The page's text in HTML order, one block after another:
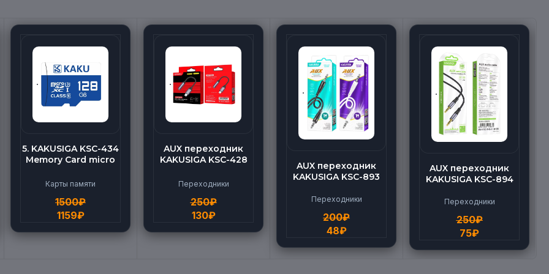
5. KAKUSIGA KSC-434
Memory Card micro
Speed (128G)
Карты памяти
1500₽
1159₽
AUX переходник
KAKUSIGA KSC-428
Переходники
250₽
130₽
AUX переходник
KAKUSIGA KSC-893
Переходники
200₽
48₽
AUX переходник
KAKUSIGA KSC-894
Переходники
250₽
75₽